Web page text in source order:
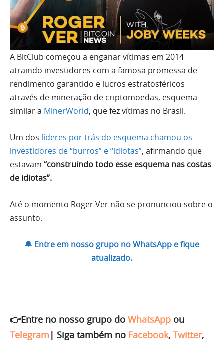
A BitClub começou a enganar vítimas em 2014
atraindo investidores com a famosa promessa de
rendimento garantido e lucros estratosféricos
através de mineração de criptomoedas, esquema
similar a MinerWorld, que fez vítimas no Brasil.
Um dos líderes por trás do esquema chamou os
investidores de “burros” e “idiotas”, afirmando que
estavam “construindo todo esse esquema nas costas
de idiotas”.
Até o momento Roger Ver não se pronunciou sobre o
assunto.
🔔 Entre em nosso grupo no WhatsApp e fique
atualizado.
👉Entre no nosso grupo do WhatsApp ou
Telegram | Siga também no Facebook, Twitter,